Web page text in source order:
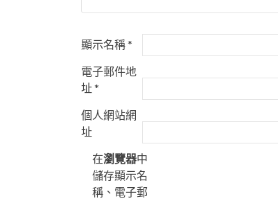
顯示名稱*
電子郵件地
址*
個人網站網
址
在瀏覽器中
儲存顯示名
稱、電子郵